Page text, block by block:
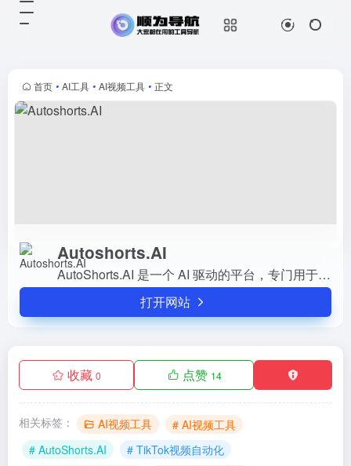
首页 • AI工具 • AI视频工具 • 正文
Autoshorts.AI
AutoShorts.AI 是一个 AI 驱动的平台，专门用于生成和自动发布无面短视频。它可以将主题和提示转换成简短的垂直视频，并自动发布到 YouTube 和 TikTok。其主要功能包括视频生成、...
打开网站
收藏 0 点赞 14
相关标签： AI视频工具
# AI视频工具
# AutoShorts.AI
# TikTok视频自动化
视频。它可以将主题和提示转换成简
短的垂直视频，并自动发布到
YouTube 和...